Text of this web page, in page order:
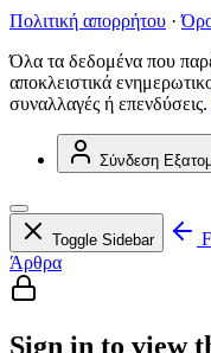
Πολιτική απορρήτου ·
Όλα τα δεδομένα που
αποκλειστικά
συναλλαγές ή επενδύσεις.
Σύνδεση
Toggle Sidebar
Άρθρα
Sign in to view